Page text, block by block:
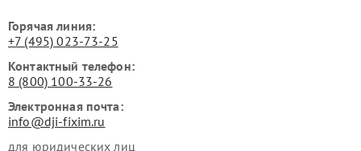
Горячая линия:
+7 (495) 023-73-25
Контактный телефон:
8 (800) 100-33-26
Электронная почта:
info@dji-fixim.ru
для юридических лиц